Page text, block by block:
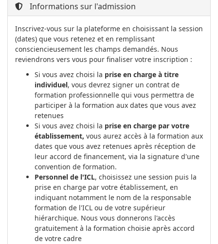
Informations sur l'admission
Inscrivez-vous sur la plateforme en choisissant la session
(dates) que vous retenez et en remplissant
consciencieusement les champs demandés. Nous
reviendrons vers vous pour finaliser votre inscription :
Si vous avez choisi la prise en charge à titre
individuel, vous devrez signer un contrat de
formation professionnelle qui vous permettra de
participer à la formation aux dates que vous avez
retenues
Si vous avez choisi la prise en charge par votre
établissement, vous aurez accès à la formation aux
dates que vous avez retenues après réception de
leur accord de financement, via la signature d'une
convention de formation.
Personnel de l'ICL, choisissez une session puis la
prise en charge par votre établissement, en
indiquant notamment le nom de la responsable
formation de l'ICL ou de votre supérieur
hiérarchique. Nous vous donnerons l'accès
gratuitement à la formation choisie après accord
de votre cadre